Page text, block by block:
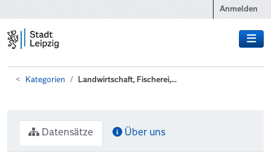
Anmelden
Kategorien Landwirtschaft, Fischerei,...
Datensätze Über uns